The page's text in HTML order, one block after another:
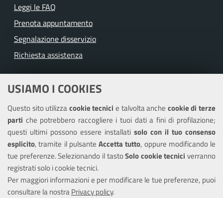
USIAMO I COOKIES
Questo sito utilizzacookie tecnicie talvolta anche cookie di terze
parti che potrebbero raccogliere i tuoi dati a fini di profilazione;
questi ultimi possono essere installati solo con il tuo consenso
esplicito, tramite il pulsante Accetta tutto, oppure modificando le
tue preferenze. Selezionando il tastoSolo cookie tecnici verranno
registrati solo i cookie tecnici.
Per maggiori informazioni e per modificare le tue preferenze, puoi
consultare la nostraPrivacy policy.
Leggi le FAQ
Prenota appuntamento
Segnalazione disservizio
Richiesta assistenza
Albo pretorio
Informativa privacy
Note legali
Piano di miglioramento del sito
Piano di miglioramento dei servizi
Dichiarazione di accessibilità